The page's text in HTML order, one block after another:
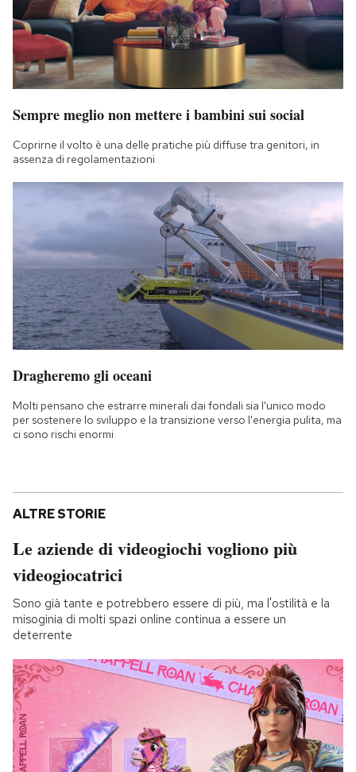
Sempre meglio non mettere i bambini sui social
Coprirne il volto è una delle pratiche più diffuse tra genitori, in
assenza di regolamentazioni
Dragheremo gli oceani
Molti pensano che estrarre minerali dai fondali sia l'unico modo
per sostenere lo sviluppo e la transizione verso l'energia pulita, ma
ci sono rischi enormi
ALTRE STORIE
Le aziende di videogiochi vogliono più
videogiocatrici
Sono già tante e potrebbero essere di più, ma l'ostilità e la
misoginia di molti spazi online continua a essere un
deterrente